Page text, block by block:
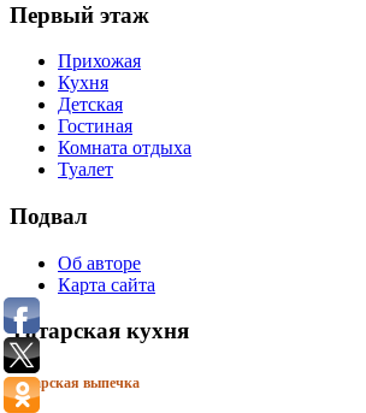
Первый этаж
Прихожая
Кухня
Детская
Гостиная
Комната отдыха
Туалет
Подвал
Об авторе
Карта сайта
Татарская кухня
Татарская выпечка